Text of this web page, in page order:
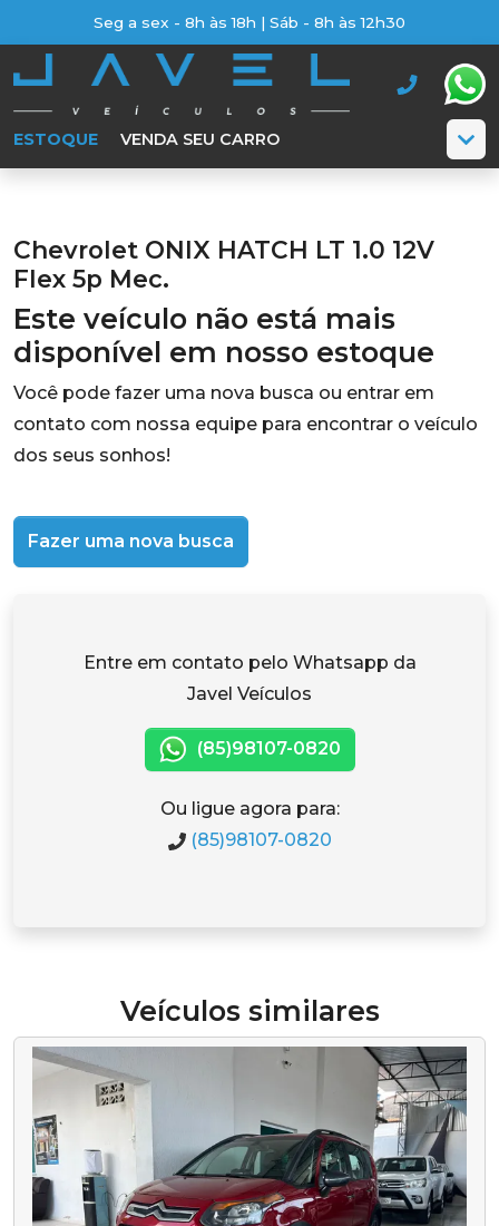
Seg a sex - 8h às 18h | Sáb - 8h às 12h30
ESTOQUE VENDA SEU CARRO
Chevrolet ONIX HATCH LT 1.0 12V
Flex 5p Mec.
Este veículo não está mais
disponível em nosso estoque
Você pode fazer uma nova busca ou entrar em
contato com nossa equipe para encontrar o veículo
dos seus sonhos!
Fazer uma nova busca
Entre em contato pelo Whatsapp da
Javel Veículos
(85)98107-0820
Ou ligue agora para:
(85)98107-0820
Veículos similares